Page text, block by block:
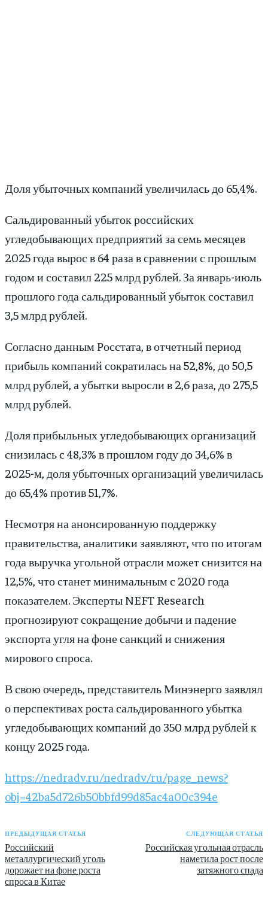
Доля убыточных компаний увеличилась до 65,4%.
Сальдированный убыток российских
угледобывающих предприятий за семь месяцев
2025 года вырос в 64 раза в сравнении с прошлым
годом и составил 225 млрд рублей. За январь-июль
прошлого года сальдированный убыток составил
3,5 млрд рублей.
Согласно данным Росстата, в отчетный период
прибыль компаний сократилась на 52,8%, до 50,5
млрд рублей, а убытки выросли в 2,6 раза, до 275,5
млрд рублей.
Доля прибыльных угледобывающих организаций
снизилась с 48,3% в прошлом году до 34,6% в
2025-м, доля убыточных организаций увеличилась
до 65,4% против 51,7%.
Несмотря на анонсированную поддержку
правительства, аналитики заявляют, что по итогам
года выручка угольной отрасли может снизится на
12,5%, что станет минимальным с 2020 года
показателем. Эксперты NEFT Research
прогнозируют сокращение добычи и падение
экспорта угля на фоне санкций и снижения
мирового спроса.
В свою очередь, представитель Минэнерго заявлял
о перспективах роста сальдированного убытка
угледобывающих компаний до 350 млрд рублей к
концу 2025 года.
https://nedradv.ru/nedradv/ru/page_news?
obj=42ba5d726b50bbfd99d85ac4a00c394e
ПРЕДЫДУЩАЯ СТАТЬЯ
Российский
металлургический уголь
дорожает на фоне роста
спроса в Китае
СЛЕДУЮЩАЯ СТАТЬЯ
Российская угольная отрасль
наметила рост после
затяжного спада